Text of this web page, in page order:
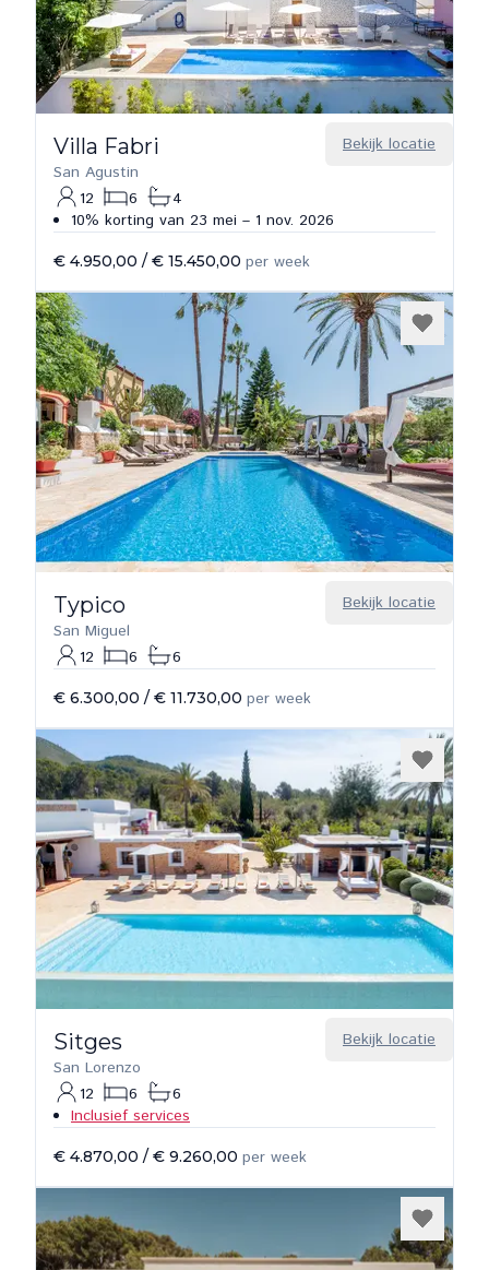
Bekijk locatie
Villa Fabri
San Agustin
12
6
4
10% korting van 23 mei – 1 nov. 2026
€ 4.950,00 / € 15.450,00 per week
Bekijk locatie
Typico
San Miguel
12
6 6
€ 6.300,00 / € 11.730,00 per week
Bekijk locatie
Sitges
San Lorenzo
12
6
6
Inclusief services
€ 4.870,00 / € 9.260,00 per week